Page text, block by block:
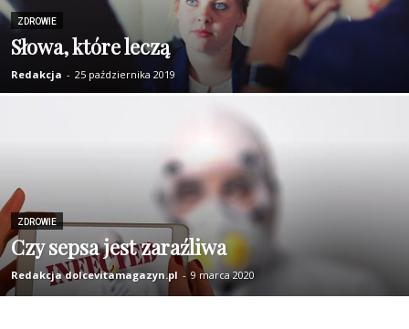
ZDROWIE
Słowa, które leczą
Redakcja - 25 października 2019
ZDROWIE
Czy sepsa jest zaraźliwa
Redakcja dolcevitamagazyn.pl - 9 marca 2020